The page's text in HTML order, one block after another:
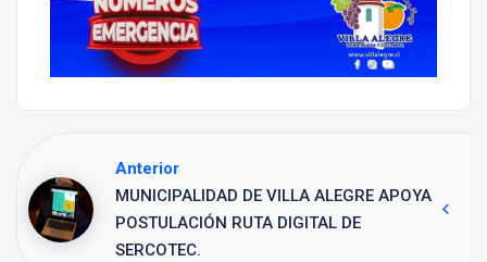
Anterior
MUNICIPALIDAD DE VILLA ALEGRE APOYA
POSTULACIÓN RUTA DIGITAL DE
SERCOTEC.